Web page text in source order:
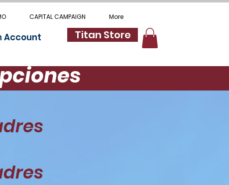
CAPITAL CAMPAIGN More
Account Titan Store